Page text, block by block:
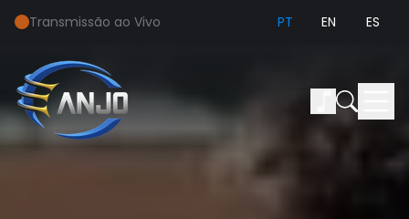
Transmissão ao Vivo PT EN ES